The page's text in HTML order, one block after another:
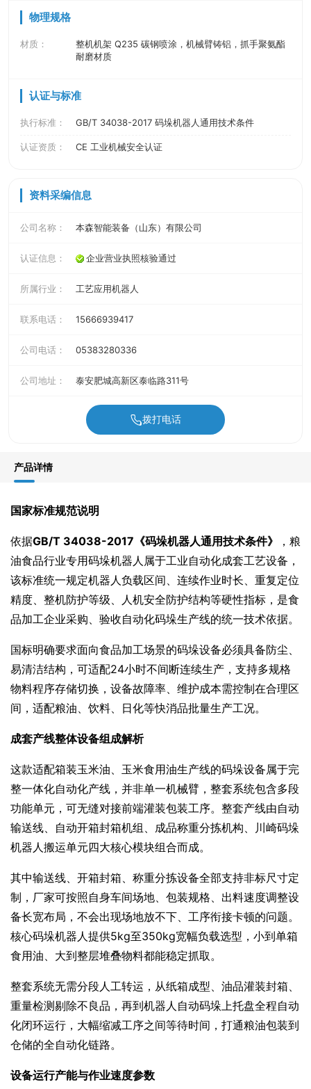
物理规格
材质：
整机机架 Q235 碳钢喷涂，机械臂铸铝，抓手聚氨酯
耐磨材质
认证与标准
执行标准： GB/T 34038-2017 码垛机器人通用技术条件
认证资质： CE 工业机械安全认证
资料采编信息
公司名称： 本森智能装备（山东）有限公司
认证信息： 企业营业执照核验通过
所属行业： 工艺应用机器人
联系电话： 15666939417
公司电话： 05383280336
公司地址： 泰安肥城高新区泰临路311号
拨打电话
产品详情
国家标准规范说明
依据GB/T 34038-2017《码垛机器人通用技术条件》
，粮
油食品行业专用码垛机器人属于工业自动化成套工艺设备，
该标准统一规定机器人负载区间、连续作业时长、重复定位
精度、整机防护等级、人机安全防护结构等硬性指标，是食
品加工企业采购、验收自动化码垛生产线的统一技术依据。
国标明确要求面向食品加工场景的码垛设备必须具备防尘、
易清洁结构，可适配24小时不间断连续生产，支持多规格
物料程序存储切换，设备故障率、维护成本需控制在合理区
间，适配粮油、饮料、日化等快消品批量生产工况。
成套产线整体设备组成解析
这款适配箱装玉米油、玉米食用油生产线的码垛设备属于完
整一体化自动化产线，并非单一机械臂，整套系统包含多段
功能单元，可无缝对接前端灌装包装工序。整套产线由自动
输送线、自动开箱封箱机组、成品称重分拣机构、川崎码垛
机器人搬运单元四大核心模块组合而成。
其中输送线、开箱封箱、称重分拣设备全部支持非标尺寸定
制，厂家可按照自身车间场地、包装规格、出料速度调整设
备长宽布局，不会出现场地放不下、工序衔接卡顿的问题。
核心码垛机器人提供5kg至350kg宽幅负载选型，小到单箱
食用油、大到整层堆叠物料都能稳定抓取。
整套系统无需分段人工转运，从纸箱成型、油品灌装封箱、
重量检测剔除不良品，再到机器人自动码垛上托盘全程自动
化闭环运行，大幅缩减工序之间等待时间，打通粮油包装到
仓储的全自动化链路。
设备运行产能与作业速度参数